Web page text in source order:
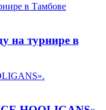
в Тамбове
на турнире в